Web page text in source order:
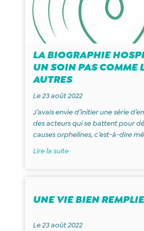
LA BIOGRAPHIE
UN SOIN PAS COMME
AUTRES
Le 23 août 2022
J’avais envie d’initier une série
des acteurs qui se battent pour
causes orphelines, c’est-à-dire
Lire la suite
UNE VIE BIEN REMPLIE
Le 23 août 2022